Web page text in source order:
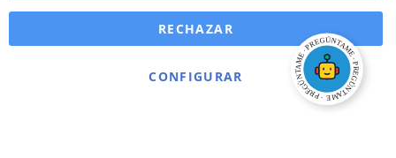
CONFIGURAR
RECHAZAR